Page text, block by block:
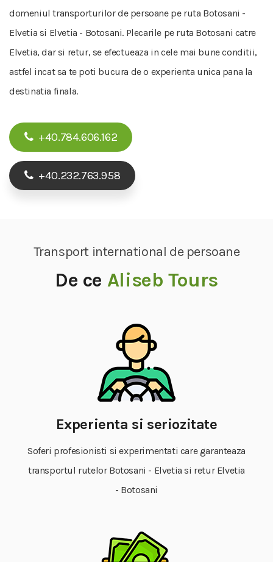
domeniul transporturilor de persoane pe ruta Botosani -
Elvetia si Elvetia - Botosani. Plecarile pe ruta Botosani catre
Elvetia, dar si retur, se efectueaza in cele mai bune conditii,
astfel incat sa te poti bucura de o experienta unica pana la
destinatia finala.
+40.784.606.162
+40.232.763.958
Transport international de persoane
De ce Aliseb Tours
Experienta si seriozitate
Soferi profesionisti si experimentati care garanteaza
transportul rutelor Botosani - Elvetia si retur Elvetia
- Botosani